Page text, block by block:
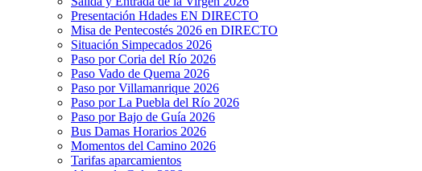
Presentación Hdades EN DIRECTO
Misa de Pentecostés 2026 en DIRECTO
Situación Simpecados 2026
Paso por Coria del Río 2026
Paso Vado de Quema 2026
Paso por Villamanrique 2026
Paso por La Puebla del Río 2026
Paso por Bajo de Guía 2026
Bus Damas Horarios 2026
Momentos del Camino 2026
Tarifas aparcamientos